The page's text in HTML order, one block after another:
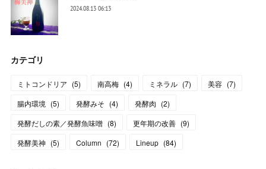
2024.08.13 06:13
カテゴリ
ミトコンドリア (5) 南高梅 (4) ミネラル (7) 美容 (7)
腸内環境 (5) 発酵みそ (4) 発酵肉 (2)
発酵だしの素／発酵魚味噌 (8) 更年期の改善 (9)
発酵美神 (5) Column (72) Lineup (84)